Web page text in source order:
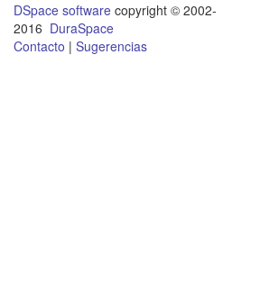
DSpace software copyright © 2002-
2016 DuraSpace
Contacto | Sugerencias